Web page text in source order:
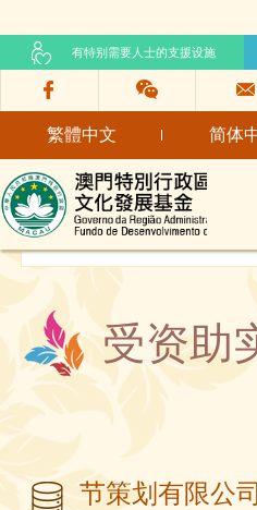
有特别需要人士的支援设施
繁體中文 简体
文化发展基金网页
受资助
节策划有限公司